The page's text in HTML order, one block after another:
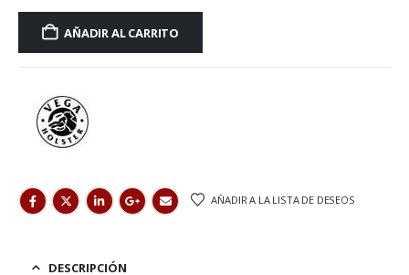
AÑADIR AL CARRITO
AÑADIR A LA LISTA DE DESEOS
DESCRIPCIÓN